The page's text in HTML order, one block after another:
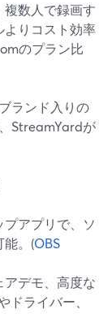
数人で録画す
よりコスト効率
のプラン比
ランド入りの
StreamYardが
アプリで、ソ
能。(OBS
デモ、高度な
ドライバー、